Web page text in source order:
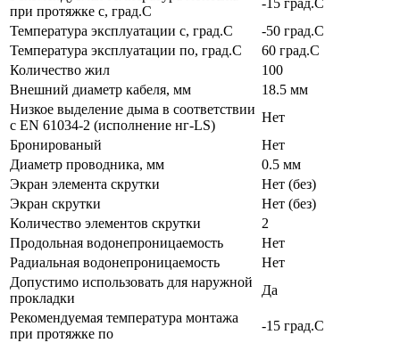
при протяжке с, град.C
Температура эксплуатации с, град.C
-50 град.C
Температура эксплуатации по, град.C
60 град.C
Количество жил
100
Внешний диаметр кабеля, мм
18.5 мм
Низкое выделение дыма в соответствии
с EN 61034-2 (исполнение нг-LS)
Нет
Бронированый
Нет
Диаметр проводника, мм
0.5 мм
Экран элемента скрутки
Нет (без)
Экран скрутки
Нет (без)
Количество элементов скрутки
2
Продольная водонепроницаемость
Нет
Радиальная водонепроницаемость
Нет
Допустимо использовать для наружной
прокладки
Да
Рекомендуемая температура монтажа
при протяжке по
-15 град.C